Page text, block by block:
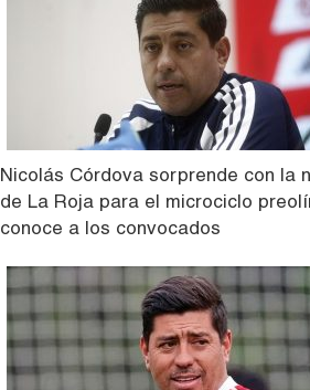
Nicolás Córdova sorprende con la
de La Roja para el microciclo
conoce a los convocados